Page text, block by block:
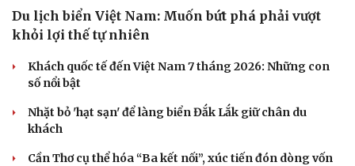
Du lịch biển Việt Nam: Muốn bứt phá phải vượt
khỏi lợi thế tự nhiên
Khách quốc tế đến Việt Nam 7 tháng 2026: Những con
số nổi bật
Nhặt bỏ 'hạt sạn' để làng biển Đắk Lắk giữ chân du
khách
Cần Thơ cụ thể hóa “Ba kết nối”, xúc tiến đón dòng vốn